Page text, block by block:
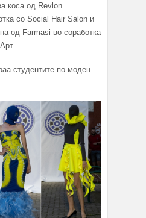
коса од Revlon
со Social Hair Salon и
од Farmasi во соработка
студентите по моден